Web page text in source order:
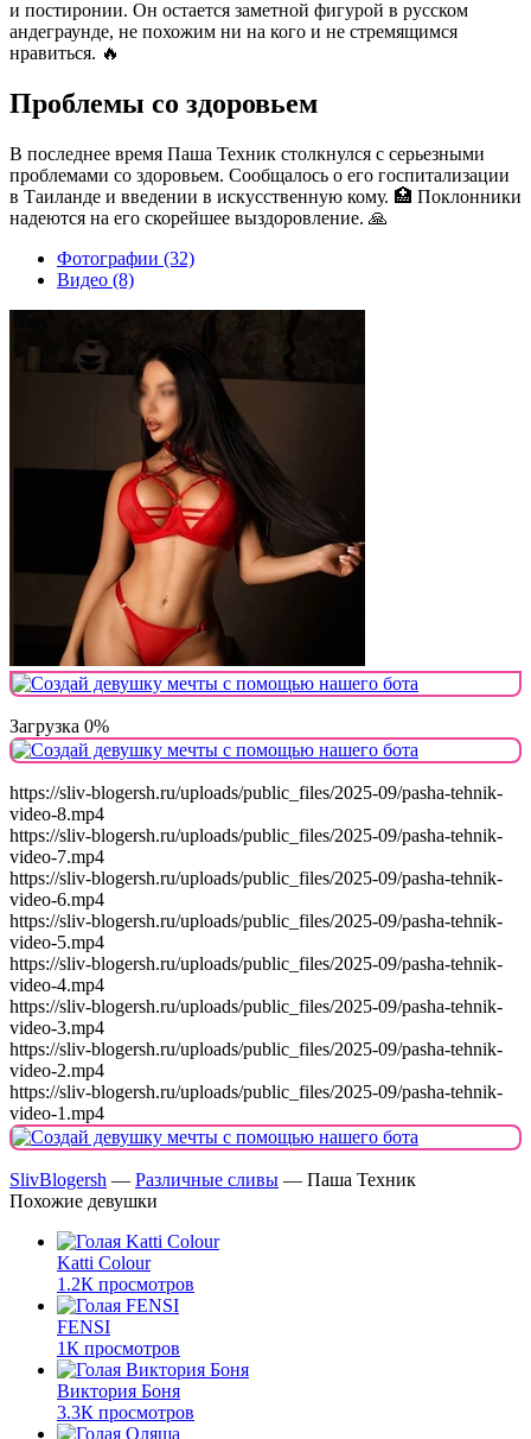
и постиронии. Он остается заметной фигурой в русском
андеграунде, не похожим ни на кого и не стремящимся
нравиться. 🔥
Проблемы со здоровьем
В последнее время Паша Техник столкнулся с серьезными
проблемами со здоровьем. Сообщалось о его госпитализации
в Таиланде и введении в искусственную кому. 🏥 Поклонники
надеются на его скорейшее выздоровление. 🙏
Фотографии (32)
Видео (8)
Загрузка 0%
https://sliv-blogersh.ru/uploads/public_files/2025-09/pasha-tehnik-
video-8.mp4
https://sliv-blogersh.ru/uploads/public_files/2025-09/pasha-tehnik-
video-7.mp4
https://sliv-blogersh.ru/uploads/public_files/2025-09/pasha-tehnik-
video-6.mp4
https://sliv-blogersh.ru/uploads/public_files/2025-09/pasha-tehnik-
video-5.mp4
https://sliv-blogersh.ru/uploads/public_files/2025-09/pasha-tehnik-
video-4.mp4
https://sliv-blogersh.ru/uploads/public_files/2025-09/pasha-tehnik-
video-3.mp4
https://sliv-blogersh.ru/uploads/public_files/2025-09/pasha-tehnik-
video-2.mp4
https://sliv-blogersh.ru/uploads/public_files/2025-09/pasha-tehnik-
video-1.mp4
SlivBlogersh — Различные сливы — Паша Техник
Похожие девушки
Katti Colour
1.2К просмотров
FENSI
1К просмотров
Виктория Боня
3.3К просмотров